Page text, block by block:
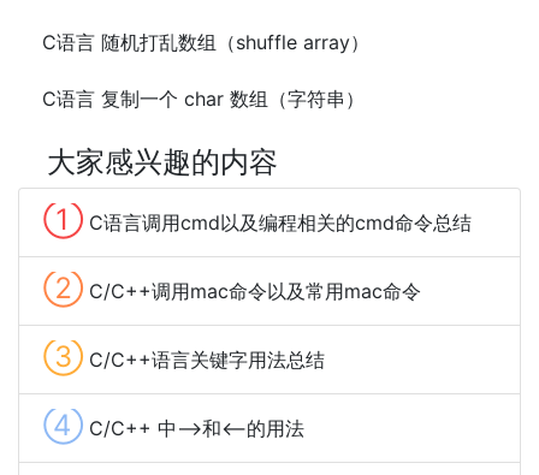
C语言 随机打乱数组（shuffle array）
C语言 复制一个 char 数组（字符串）
大家感兴趣的内容
① C语言调用cmd以及编程相关的cmd命令总结
② C/C++调用mac命令以及常用mac命令
③ C/C++语言关键字用法总结
④ C/C++ 中-->和<--的用法